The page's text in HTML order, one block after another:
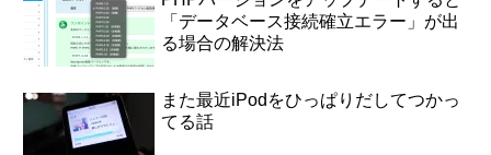
「データベース接続確立エラー」が出
る場合の解決法
また最近iPodをひっぱりだしてつかっ
てる話